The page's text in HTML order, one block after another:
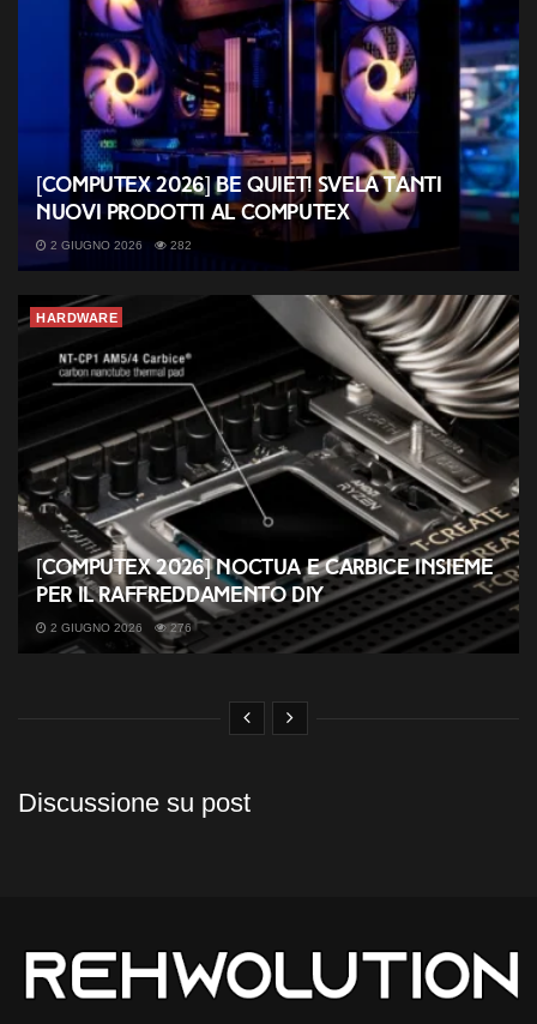
[COMPUTEX 2026] be quiet! svela tanti
nuovi prodotti al Computex
2 GIUGNO 2026 282
HARDWARE
[COMPUTEX 2026] Noctua e Carbice insieme
per il raffreddamento DIY
2 GIUGNO 2026 276
Discussione su post